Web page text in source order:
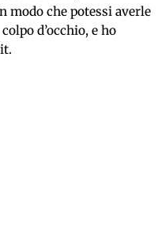
modo che potessi averle
d’occhio, e ho